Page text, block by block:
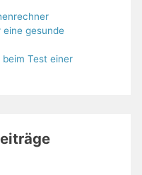
gesunde
beim Test einer